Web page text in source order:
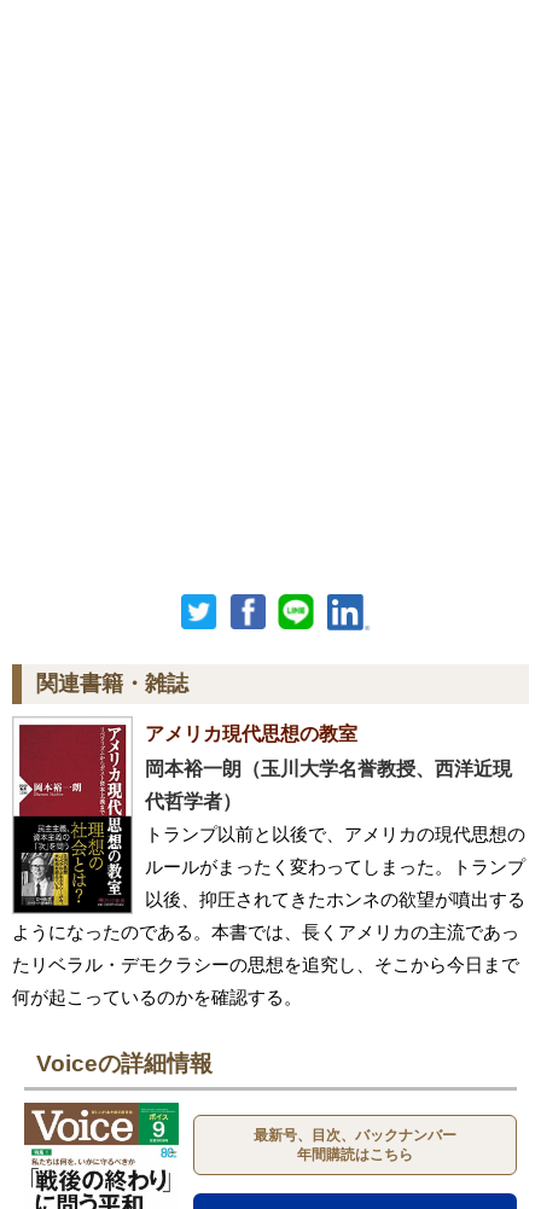
関連書籍・雑誌
アメリカ現代思想の教室
岡本裕一朗（玉川大学名誉教授、西洋近現
代哲学者）
トランプ以前と以後で、アメリカの現代思想の
ルールがまったく変わってしまった。トランプ
以後、抑圧されてきたホンネの欲望が噴出する
ようになったのである。本書では、長くアメリカの主流であっ
たリベラル・デモクラシーの思想を追究し、そこから今日まで
何が起こっているのかを確認する。
Voiceの詳細情報
最新号、目次、バックナンバー
年間購読はこちら